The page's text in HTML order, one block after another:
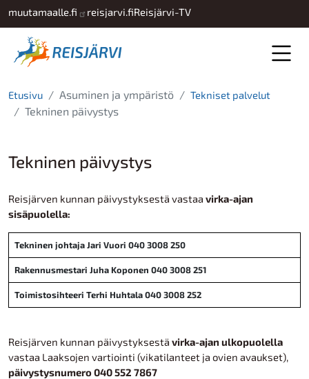
Hyppää pääsisältöön
muutamaalle.fi reisjarvi.fiReisjärvi-TV
Etusivu Asuminen ja ympäristö Tekniset palvelut
Tekninen päivystys
Tekninen päivystys
Reisjärven kunnan päivystyksestä vastaa virka-ajan
sisäpuolella:
Tekninen johtaja Jari Vuori 040 3008 250
Rakennusmestari Juha Koponen 040 3008 251
Toimistosihteeri Terhi Huhtala 040 3008 252
Reisjärven kunnan päivystyksestä virka-ajan ulkopuolella
vastaa Laaksojen vartiointi (vikatilanteet ja ovien avaukset),
päivystysnumero 040 552 7867